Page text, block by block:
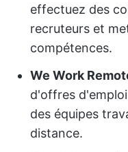
effectuez des
recruteurs et
compétences.
We Work
d'offres
des équipes
distance.